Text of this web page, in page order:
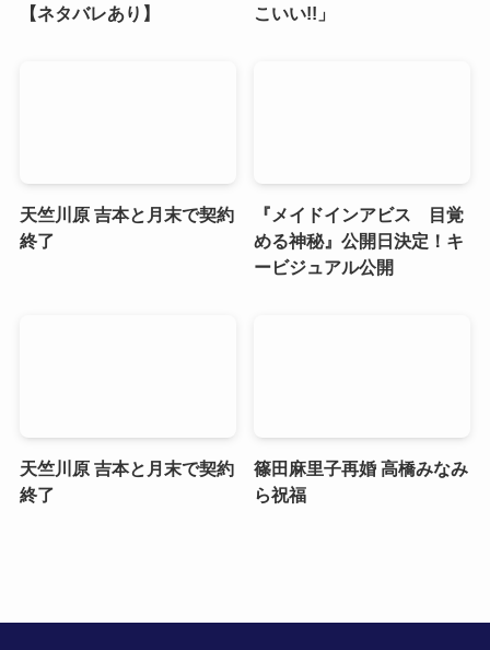
【ネタバレあり】
こいい!!」
天竺川原 吉本と月末で契約
終了
『メイドインアビス 目覚
める神秘』公開日決定！キ
ービジュアル公開
天竺川原 吉本と月末で契約
終了
篠田麻里子再婚 高橋みなみ
ら祝福